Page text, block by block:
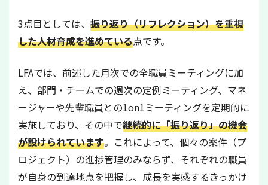
3点目としては、 振り返り（リフレクション）を重視
した人材育成を進めている点です。
LFAでは、前述した月次での全職員ミーティングに加
え、部門・チームでの週次の定例ミーティング、マネ
ージャーや先輩職員との1on1ミーティングを定期的に
実施しており、その中で継続的に「振り返り」の機会
が設けられています。これによって、個々の案件（プ
ロジェクト）の進捗管理のみならず、それぞれの職員
が自身の到達地点を把握し、成長を実感するきっかけ